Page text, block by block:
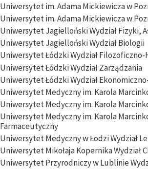
Uniwersytet im. Adama Mickiewicza w
Uniwersytet im. Adama Mickiewicza w
Uniwersytet Jagielloński Wydział Fizyki,
Uniwersytet Jagielloński Wydział Biologii
Uniwersytet Łódzki Wydział
Uniwersytet Łódzki Wydział Zarządzania
Uniwersytet Łódzki Wydział
Uniwersytet Medyczny im. Karola
Uniwersytet Medyczny im. Karola
Uniwersytet Medyczny im. Karola
Farmaceutyczny
Uniwersytet Medyczny w Łodzi Wydział
Uniwersytet Mikołaja Kopernika Wydział
Uniwersytet Przyrodniczy w Lublinie